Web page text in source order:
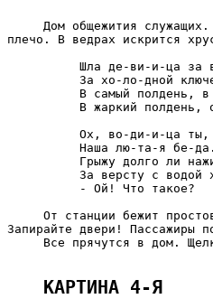
Дом общежития
плечо. В ведрах искрится
Шла де-ви-и-ца за
За хо-ло-дной
В самый полдень, в
В жаркий полдень,
Ох, во-ди-и-ца ты,
          Наша лю-та-я бе-да.
Грыжу долго ли
За версту с водой
          - Ой! Что такое?
От станции бежит
Запирайте двери! Пассажиры
Все прячутся в дом.
КАРТИНА 4-Я